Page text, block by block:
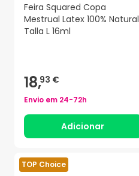
Feira Squared Copa
Mestrual Latex 100% Natural
Talla L 16ml
18,93 €
Envio em 24-72h
Adicionar
TOP Choice